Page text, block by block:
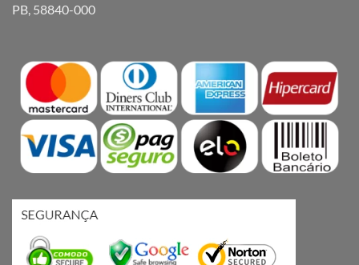
PB, 58840-000